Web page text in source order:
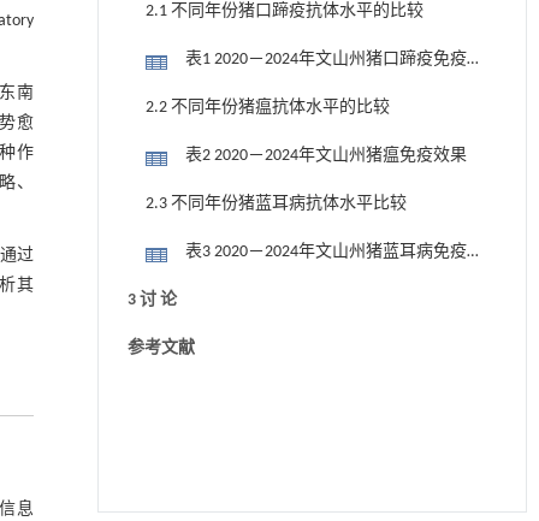
南
愈
作
、
过
其
息
2.1 不同年份猪口蹄疫抗体水平的比较
表1 2020－2024年文山州猪口蹄疫免疫
2.2 不同年份猪瘟抗体水平的比较
表2 2020－2024年文山州猪瘟免疫效果
2.3 不同年份猪蓝耳病抗体水平比较
表3 2020－2024年文山州猪蓝耳病免疫
效果监测
3 讨 论
参考文献